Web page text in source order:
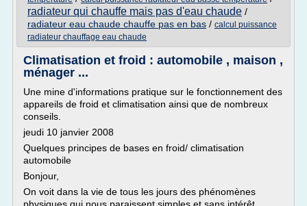
radiateur qui chauffe mais pas d'eau chaude /
radiateur eau chaude chauffe pas en bas / calcul puissance
radiateur chauffage eau chaude
Climatisation et froid : automobile , maison ,
ménager ...
Une mine d'informations pratique sur le fonctionnement des
appareils de froid et climatisation ainsi que de nombreux
conseils.
jeudi 10 janvier 2008
Quelques principes de bases en froid/ climatisation
automobile
Bonjour,
On voit dans la vie de tous les jours des phénomènes